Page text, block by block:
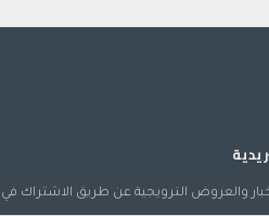
والعروض الترويجية عن طريق الاشتراك في